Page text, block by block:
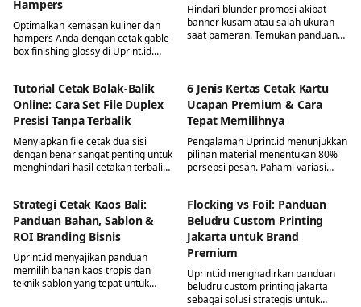
Hampers
Optimalkan kemasan kuliner dan
hampers Anda dengan cetak gable
box finishing glossy di Uprint.id.
tinggi serta melindunginya dari
cipratan air.
Hindari blunder promosi akibat
banner kusam atau salah ukuran
saat pameran. Temukan panduan
acara Anda.
Tutorial Cetak Bolak-Balik
Online: Cara Set File Duplex
Presisi Tanpa Terbalik
Menyiapkan file cetak dua sisi
dengan benar sangat penting untuk
menghindari hasil cetakan terbalik.
potong saat cetak online.
6 Jenis Kertas Cetak Kartu
Ucapan Premium & Cara
Tepat Memilihnya
Pengalaman Uprint.id menunjukkan
pilihan material menentukan 80%
persepsi pesan. Pahami variasi
tertinggal dari sentuhan fisik.
Strategi Cetak Kaos Bali:
Panduan Bahan, Sablon &
ROI Branding Bisnis
Uprint.id menyajikan panduan
memilih bahan kaos tropis dan
teknik sablon yang tepat untuk
Flocking vs Foil: Panduan
Beludru Custom Printing
Jakarta untuk Brand
Premium
Uprint.id menghadirkan panduan
beludru custom printing jakarta
sebagai solusi strategis untuk